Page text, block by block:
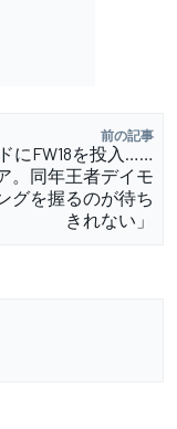
前の記事
にFW18を投入……
。同年王者デイモ
グを握るのが待ち
きれない」